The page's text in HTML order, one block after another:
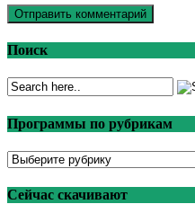
Поиск
Программы по рубрикам
Программы
рубрикам
Сейчас скачивают